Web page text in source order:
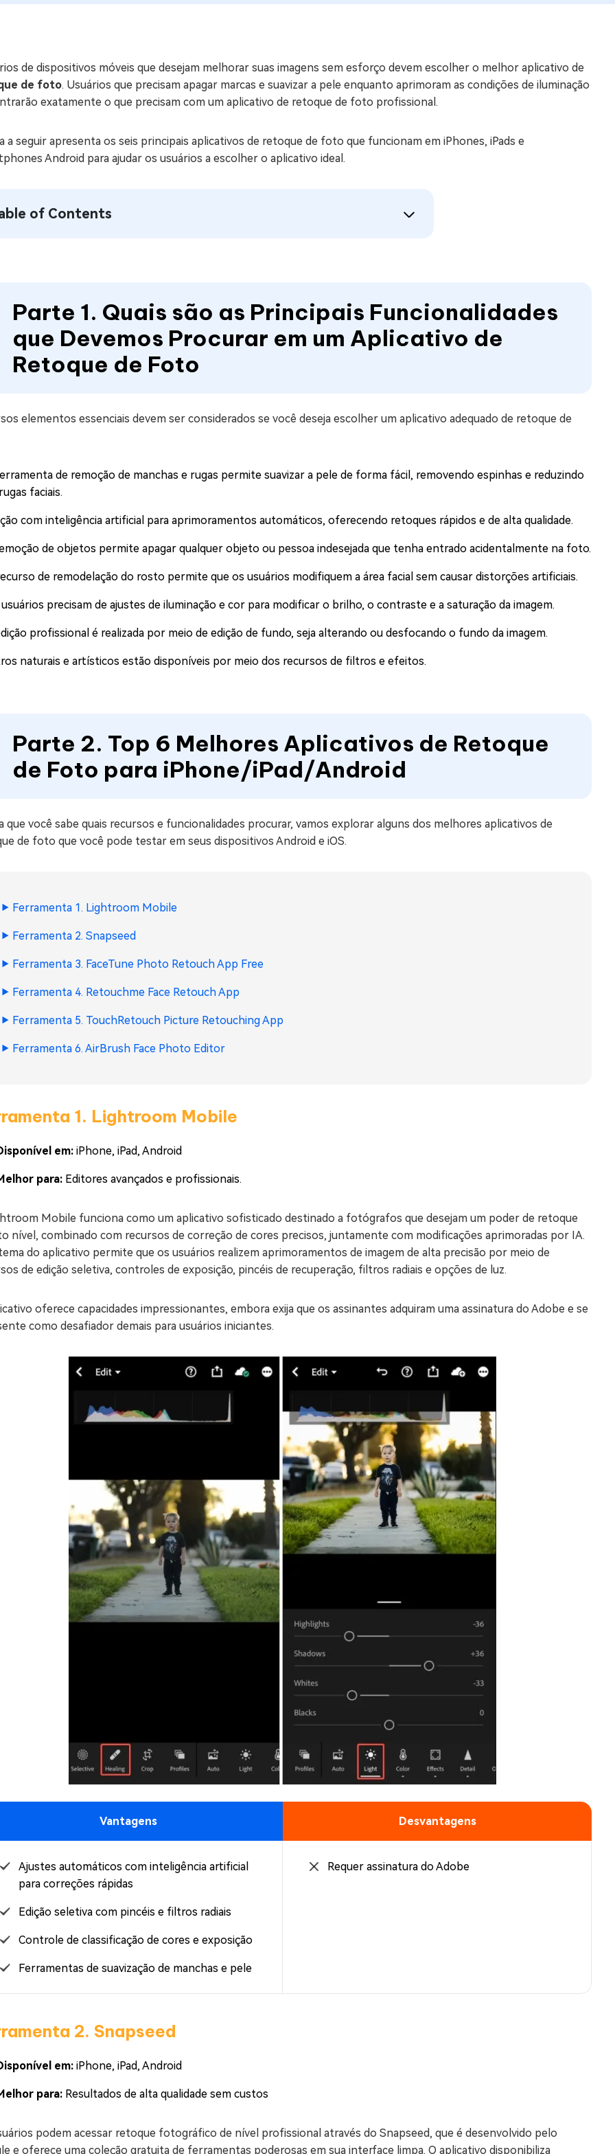
Windows Boot Genius
Corrigir Problemas de Windows em Minutos
Corrigir Erros de Mac Grátis
Windows 11 Upgrade Checker
de dispositivos móveis que desejam melhorar suas imagens sem esforço devem escolher o melhor aplicativo de
de foto. Usuários que precisam apagar marcas e suavizar a pele enquanto aprimoram as condições de iluminação
exatamente o que precisam com um aplicativo de retoque de foto profissional.
a seguir apresenta os seis principais aplicativos de retoque de foto que funcionam em iPhones, iPads e
Android para ajudar os usuários a escolher o aplicativo ideal.
of Contents
Parte 1. Quais são as Principais Funcionalidades
que Devemos Procurar em um Aplicativo de
Retoque de Foto
elementos essenciais devem ser considerados se você deseja escolher um aplicativo adequado de retoque de
de remoção de manchas e rugas permite suavizar a pele de forma fácil, removendo espinhas e reduzindo
faciais.
com inteligência artificial para aprimoramentos automáticos, oferecendo retoques rápidos e de alta qualidade.
de objetos permite apagar qualquer objeto ou pessoa indesejada que tenha entrado acidentalmente na foto.
de remodelação do rosto permite que os usuários modifiquem a área facial sem causar distorções artificiais.
precisam de ajustes de iluminação e cor para modificar o brilho, o contraste e a saturação da imagem.
profissional é realizada por meio de edição de fundo, seja alterando ou desfocando o fundo da imagem.
naturais e artísticos estão disponíveis por meio dos recursos de filtros e efeitos.
Parte 2. Top 6 Melhores Aplicativos de Retoque
de Foto para iPhone/iPad/Android
que você sabe quais recursos e funcionalidades procurar, vamos explorar alguns dos melhores aplicativos de
de foto que você pode testar em seus dispositivos Android e iOS.
Ferramenta 1. Lightroom Mobile
Ferramenta 2. Snapseed
Ferramenta 3. FaceTune Photo Retouch App Free
Ferramenta 4. Retouchme Face Retouch App
Ferramenta 5. TouchRetouch Picture Retouching App
Ferramenta 6. AirBrush Face Photo Editor
1. Lightroom Mobile
em: iPhone, iPad, Android
para: Editores avançados e profissionais.
Mobile funciona como um aplicativo sofisticado destinado a fotógrafos que desejam um poder de retoque
nível, combinado com recursos de correção de cores precisos, juntamente com modificações aprimoradas por IA.
do aplicativo permite que os usuários realizem aprimoramentos de imagem de alta precisão por meio de
de edição seletiva, controles de exposição, pincéis de recuperação, filtros radiais e opções de luz.
oferece capacidades impressionantes, embora exija que os assinantes adquiram uma assinatura do Adobe e se
como desafiador demais para usuários iniciantes.
Vantagens Desvantagens
Ajustes automáticos com inteligência artificial
para correções rápidas
Edição seletiva com pincéis e filtros radiais
Controle de classificação de cores e exposição
Ferramentas de suavização de manchas e pele
Requer assinatura do Adobe
2. Snapseed
em: iPhone, iPad, Android
para: Resultados de alta qualidade sem custos
podem acessar retoque fotográfico de nível profissional através do Snapseed, que é desenvolvido pelo
e oferece uma coleção gratuita de ferramentas poderosas em sua interface limpa. O aplicativo disponibiliza